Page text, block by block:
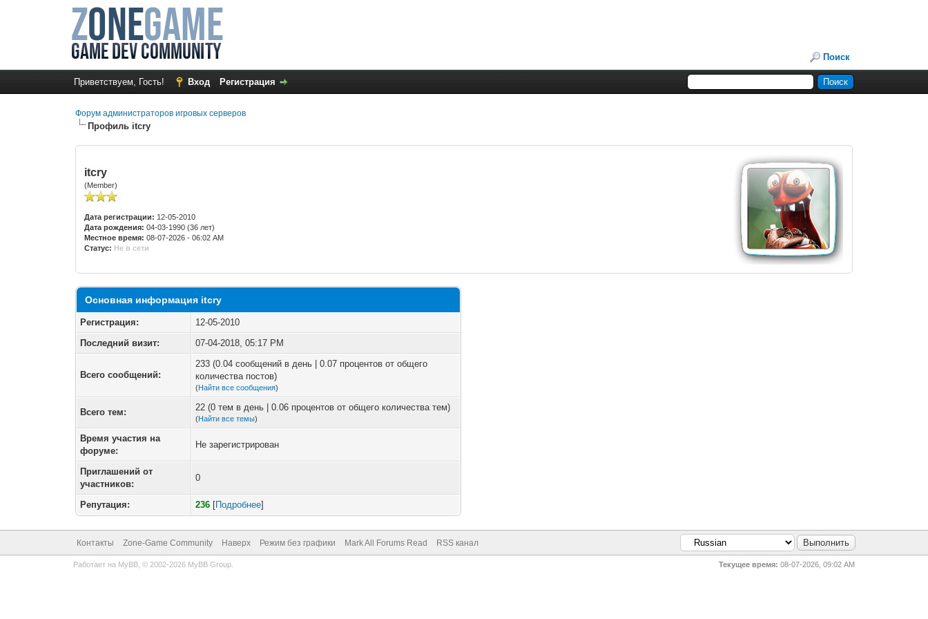
Поиск
Приветствуем, Гость! Вход Регистрация
Форум администраторов игровых серверов
Профиль itcry
itcry
(Member)
Дата регистрации: 12-05-2010
Дата рождения: 04-03-1990 (36 лет)
Местное время: 08-07-2026 - 06:02 AM
Статус: Не в сети
Основная информация itcry
Регистрация:
12-05-2010
Последний визит:
07-04-2018, 05:17 PM
Всего сообщений:
233 (0.04 сообщений в день | 0.07 процентов от общего
количества постов)
(Найти все сообщения)
Всего тем: 22 (0 тем в день | 0.06 процентов от общего количества тем)
(Найти все темы)
Время участия на
форуме:
Не зарегистрирован
Приглашений от
участников:
0
Репутация: 236 [Подробнее]
Контакты Zone-Game Community Наверх Режим без графики Mark All Forums Read RSS канал
Текущее время: 08-07-2026, 09:02 AM
Работает на MyBB, © 2002-2026 MyBB Group.